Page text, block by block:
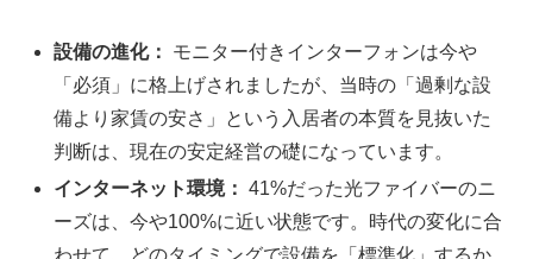
設備の進化：
モニター付きインターフォンは今や
「必須」に格上げされましたが、当時の「過剰な設
備より家賃の安さ」という入居者の本質を見抜いた
判断は、現在の安定経営の礎になっています。
インターネット環境： 41%だった光ファイバーのニ
ーズは、今や100%に近い状態です。時代の変化に合
わせて、どのタイミングで設備を「標準化」するか